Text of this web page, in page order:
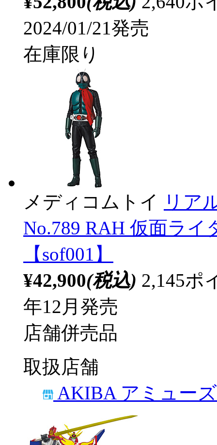
2024/01/21発売
在庫限り
メディコムトイ
リア
No.789 RAH 仮面ラ
【sof001】
¥42,900(税込) 2,145ポ
年12月発売
店舗併売品
取扱店舗
AKIBA アミュー